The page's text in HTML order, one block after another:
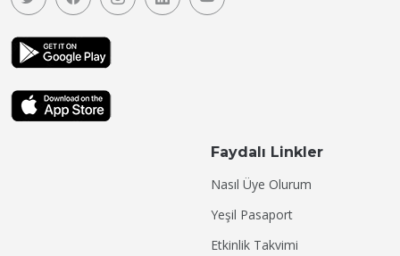
Faydalı Linkler
Nasıl Üye Olurum
Yeşil Pasaport
Etkinlik Takvimi